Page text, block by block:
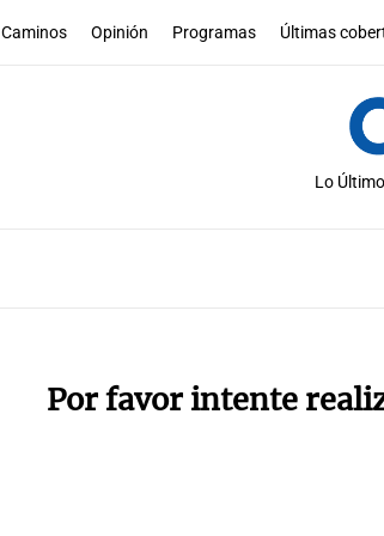
Caminos Opinión Programas Últimas
Lo Último
Por favor intente